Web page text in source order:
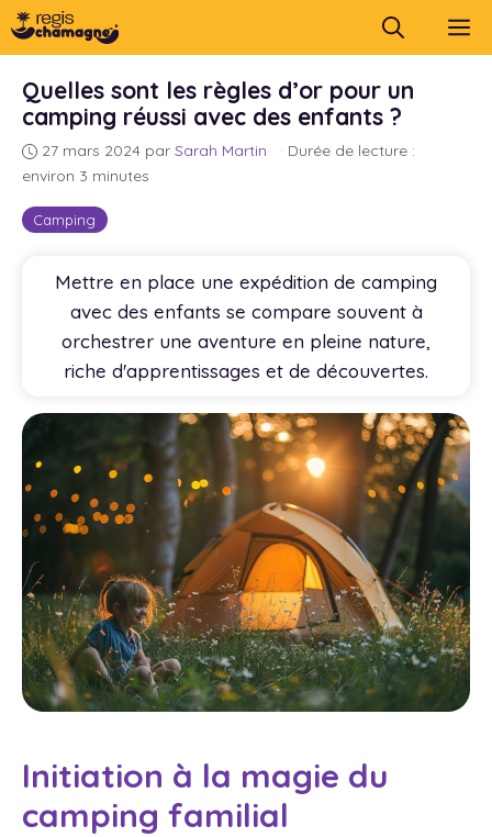
Aller
au
contenu
Camping
Quelles sont les règles d’or pour un
camping réussi avec des enfants ?
27 mars 2024 par Sarah Martin · Durée de lecture :
environ 3 minutes
Mettre en place une expédition de camping
avec des enfants se compare souvent à
orchestrer une aventure en pleine nature,
riche d'apprentissages et de découvertes.
Initiation à la magie du
camping familial